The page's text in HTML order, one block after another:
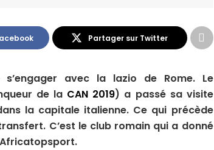
Partager sur Twitter
avec la lazio de Rome. Le
de la CAN 2019) a passé sa visite
la capitale italienne. Ce qui précède
C’est le club romain qui a donné